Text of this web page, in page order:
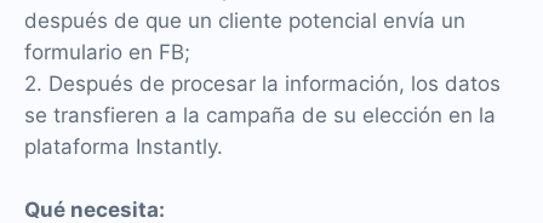
después de que un cliente potencial envía un
formulario en FB;
2. Después de procesar la información, los datos
se transfieren a la campaña de su elección en la
plataforma Instantly.
Qué necesita: